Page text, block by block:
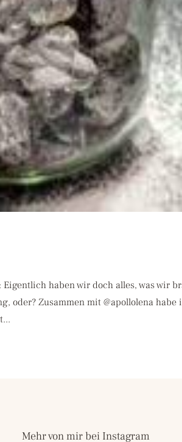
haben wir doch alles, was wir
oder? Zusammen mit @apollolena habe
Mehr von mir bei Instagram